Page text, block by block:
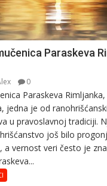
Paraskeva
0
Paraskeva
jedna je od
u pravoslavnoj tradiciji.
još bilo
a vernost veri često je